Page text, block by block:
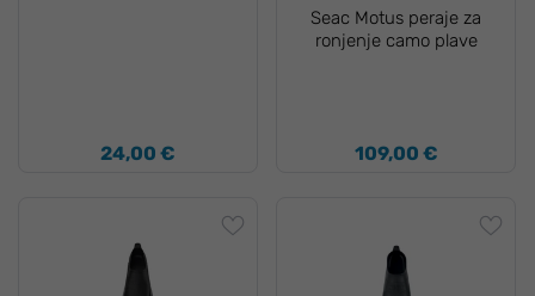
24,00 €
Seac Motus peraje za
ronjenje camo plave
109,00 €